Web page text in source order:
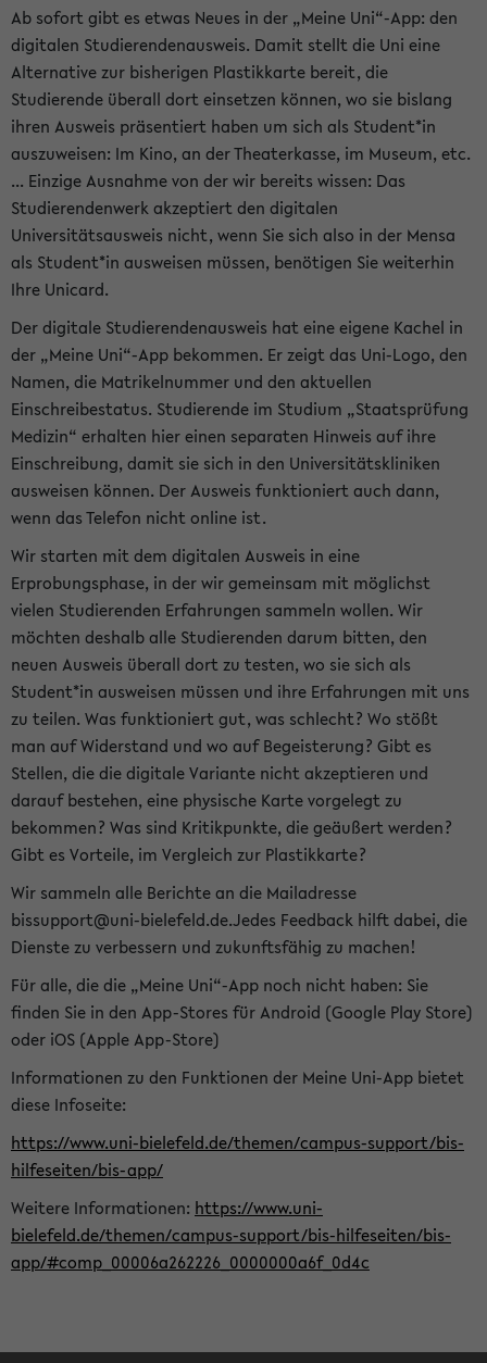
Ab sofort gibt es etwas Neues in der „Meine Uni“-App: den
digitalen Studierendenausweis. Damit stellt die Uni eine
Alternative zur bisherigen Plastikkarte bereit, die
Studierende überall dort einsetzen können, wo sie bislang
ihren Ausweis präsentiert haben um sich als Student*in
auszuweisen: Im Kino, an der Theaterkasse, im Museum, etc.
... Einzige Ausnahme von der wir bereits wissen: Das
Studierendenwerk akzeptiert den digitalen
Universitätsausweis nicht, wenn Sie sich also in der Mensa
als Student*in ausweisen müssen, benötigen Sie weiterhin
Ihre Unicard.
Der digitale Studierendenausweis hat eine eigene Kachel in
der „Meine Uni“-App bekommen. Er zeigt das Uni-Logo, den
Namen, die Matrikelnummer und den aktuellen
Einschreibestatus. Studierende im Studium „Staatsprüfung
Medizin“ erhalten hier einen separaten Hinweis auf ihre
Einschreibung, damit sie sich in den Universitätskliniken
ausweisen können. Der Ausweis funktioniert auch dann,
wenn das Telefon nicht online ist.
Wir starten mit dem digitalen Ausweis in eine
Erprobungsphase, in der wir gemeinsam mit möglichst
vielen Studierenden Erfahrungen sammeln wollen. Wir
möchten deshalb alle Studierenden darum bitten, den
neuen Ausweis überall dort zu testen, wo sie sich als
Student*in ausweisen müssen und ihre Erfahrungen mit uns
zu teilen. Was funktioniert gut, was schlecht? Wo stößt
man auf Widerstand und wo auf Begeisterung? Gibt es
Stellen, die die digitale Variante nicht akzeptieren und
darauf bestehen, eine physische Karte vorgelegt zu
bekommen? Was sind Kritikpunkte, die geäußert werden?
Gibt es Vorteile, im Vergleich zur Plastikkarte?
Wir sammeln alle Berichte an die Mailadresse
bissupport@uni-bielefeld.de.Jedes Feedback hilft dabei, die
Dienste zu verbessern und zukunftsfähig zu machen!
Für alle, die die „Meine Uni“-App noch nicht haben: Sie
finden Sie in den App-Stores für Android (Google Play Store)
oder iOS (Apple App-Store)
Informationen zu den Funktionen der Meine Uni-App bietet
diese Infoseite:
https://www.uni-bielefeld.de/themen/campus-support/bis-
hilfeseiten/bis-app/
Weitere Informationen: https://www.uni-
bielefeld.de/themen/campus-support/bis-hilfeseiten/bis-
app/#comp_00006a262226_0000000a6f_0d4c